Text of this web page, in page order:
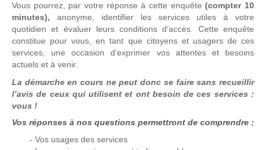
Vous pourrez, par votre réponse à cette enquête(compter 10
minutes), anonyme, identifier les services utiles à votre
quotidien et évaluer leurs conditions d’accès. Cette enquête
constitue pour vous, en tant que citoyens et usagers de ces
services, une occasion d’exprimer vos attentes et besoins
actuels et à venir.
La démarche en cours ne peut donc se faire sans recueillir
l’avis de ceux qui utilisent et ont besoin de ces services :
vous !
Vos réponses à nos questions permettront de comprendre :
- Vos usages des services